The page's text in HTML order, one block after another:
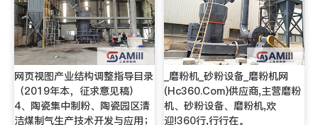
网页视图产业结构调整指导目录
（2019年本，征求意见稿）
4、陶瓷集中制粉、陶瓷园区清
洁煤制气生产技术开发与应用；
_磨粉机_砂粉设备_磨粉机网
(Hc360.Com)供应商,主营磨粉
机、砂粉设备、磨粉机,欢
迎!360行,行行在。